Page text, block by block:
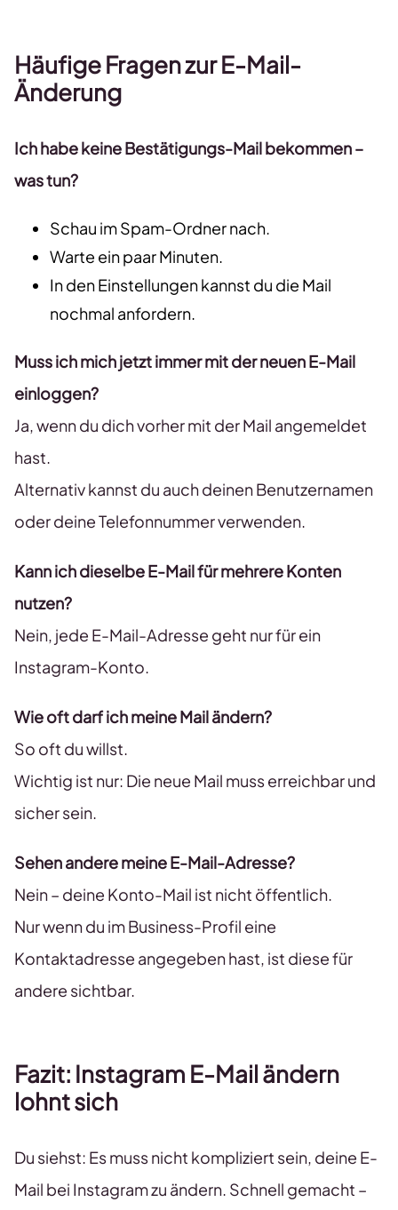
Häufige Fragen zur E-Mail-
Änderung
Ich habe keine Bestätigungs-Mail bekommen –
was tun?
Schau im Spam-Ordner nach.
Warte ein paar Minuten.
In den Einstellungen kannst du die Mail
nochmal anfordern.
Muss ich mich jetzt immer mit der neuen E-Mail
einloggen?
Ja, wenn du dich vorher mit der Mail angemeldet
hast.
Alternativ kannst du auch deinen Benutzernamen
oder deine Telefonnummer verwenden.
Kann ich dieselbe E-Mail für mehrere Konten
nutzen?
Nein, jede E-Mail-Adresse geht nur für ein
Instagram-Konto.
Wie oft darf ich meine Mail ändern?
So oft du willst.
Wichtig ist nur: Die neue Mail muss erreichbar und
sicher sein.
Sehen andere meine E-Mail-Adresse?
Nein – deine Konto-Mail ist nicht öffentlich.
Nur wenn du im Business-Profil eine
Kontaktadresse angegeben hast, ist diese für
andere sichtbar.
Fazit: Instagram E-Mail ändern
lohnt sich
Du siehst: Es muss nicht kompliziert sein, deine E-
Mail bei Instagram zu ändern. Schnell gemacht –